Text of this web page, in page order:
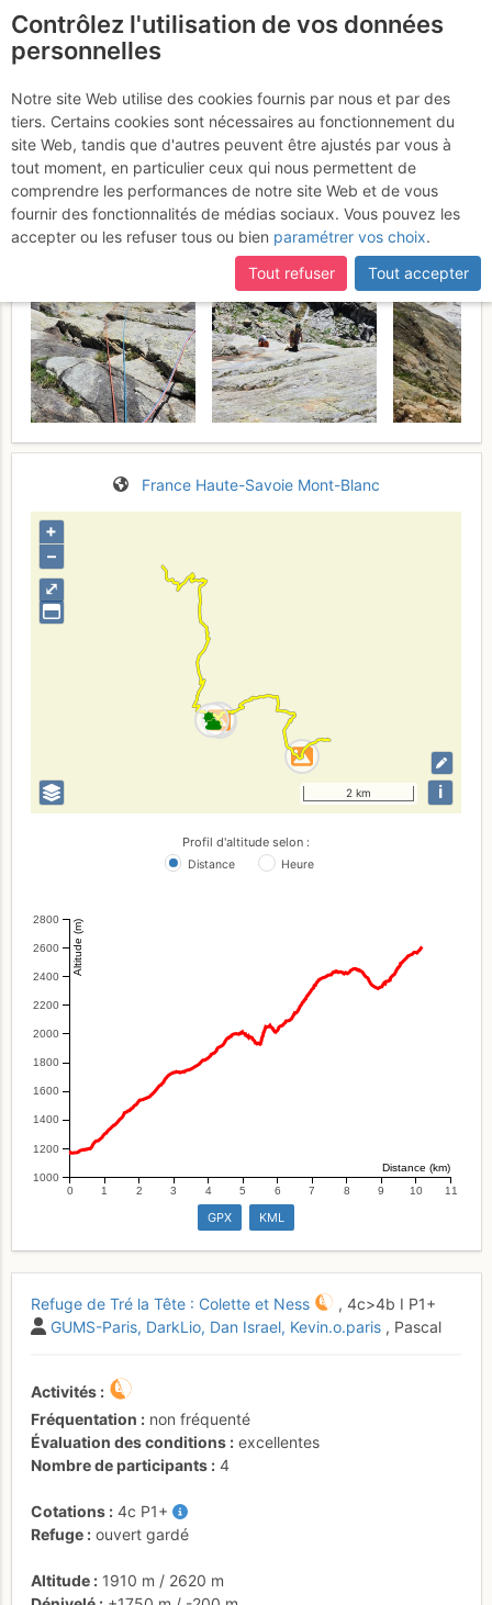
Refuge de Tré la Tête :
Colette et Ness
Samedi 13 juin 2026
France Haute-Savoie Mont-Blanc
⤢
+
–
2 km i
Profil d'altitude selon :
Distance Heure
1000
1200
1400
1600
1800
2000
2200
2400
2600
2800 Altitude (m)
0 1 2 3 4 5 6 7 8 9 10 11
Distance (km)
GPX KML
Refuge de Tré la Tête : Colette et Ness , 4c>4b I P1+
GUMS-Paris DarkLio Dan Israel Kevin.o.paris , Pascal
Activités
Fréquentation
non fréquenté
Évaluation des conditions
excellentes
Nombre de participants
4
Cotations 4c P1+
Refuge
ouvert gardé
Altitude 1910 m / 2620 m
Contrôlez l'utilisation de vos données
personnelles
Notre site Web utilise des cookies fournis par nous et par des
tiers. Certains cookies sont nécessaires au fonctionnement du
site Web, tandis que d'autres peuvent être ajustés par vous à
tout moment, en particulier ceux qui nous permettent de
comprendre les performances de notre site Web et de vous
fournir des fonctionnalités de médias sociaux. Vous pouvez les
accepter ou les refuser tous ou bien paramétrer vos choix.
Tout refuser
Tout accepter